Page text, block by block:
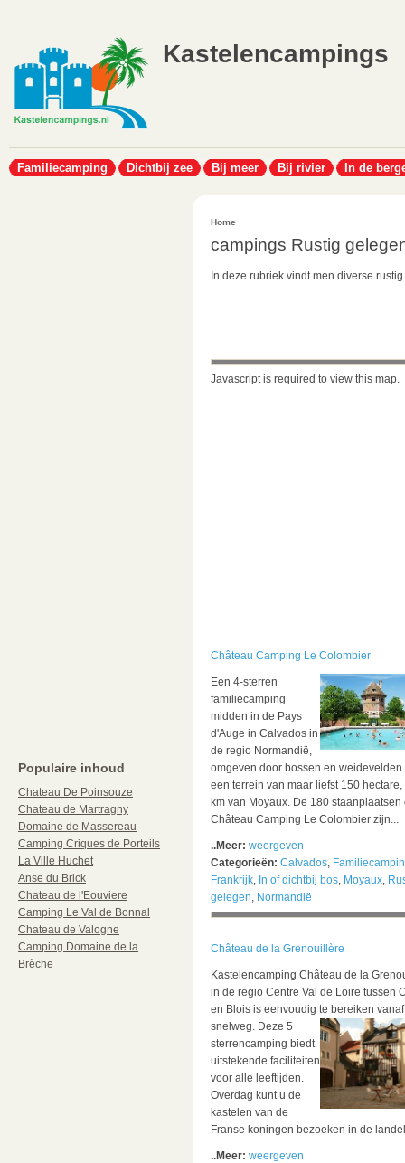
Kastelencampings
Familiecamping Dichtbij zee Bij meer Bij rivier In de
Populaire inhoud
Chateau De Poinsouze
Chateau de Martragny
Domaine de Massereau
Camping Criques de Porteils
La Ville Huchet
Anse du Brick
Chateau de l'Eouviere
Camping Le Val de Bonnal
Chateau de Valogne
Camping Domaine de la
Brèche
Home
campings Rustig
In deze rubriek vindt men diverse
Javascript is required to view this map.
Château Camping Le Colombier
Een 4-sterren
familiecamping
midden in de Pays
d'Auge in Calvados in
de regio Normandië,
omgeven door bossen en weidevelden
een terrein van maar liefst 150 hectare,
km van Moyaux. De 180 staanplaatsen
Château Camping Le Colombier zijn...
..Meer: weergeven
Categorieën: Calvados,
Frankrijk, In of dichtbij bos, Moyaux,
gelegen, Normandië
Château de la Grenouillère
Kastelencamping Château de la
in de regio Centre Val de Loire tussen
en Blois is eenvoudig te bereiken
snelweg. Deze 5
sterrencamping biedt
uitstekende faciliteiten
voor alle leeftijden.
Overdag kunt u de
kastelen van de
Franse koningen bezoeken in de
..Meer: weergeven